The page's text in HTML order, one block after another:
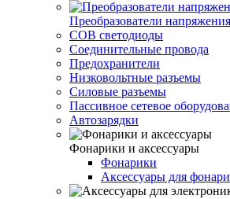
Преобразователи напряжения
COB светодиоды
Соединительные провода
Предохранители
Низковольтные разъемы
Силовые разъемы
Пассивное сетевое
Автозарядки
Фонарики и аксессуары
Фонарики
Аксессуары для